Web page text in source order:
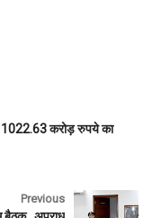
1022.63 करोड़ रुपये का
Previous